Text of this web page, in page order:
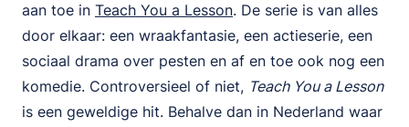
aan toe in Teach You a Lesson. De serie is van alles
door elkaar: een wraakfantasie, een actieserie, een
sociaal drama over pesten en af en toe ook nog een
komedie. Controversieel of niet, Teach You a Lesson
is een geweldige hit. Behalve dan in Nederland waar